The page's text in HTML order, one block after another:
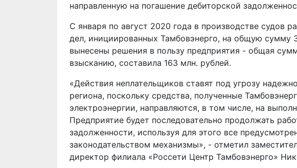
направленную на погашение дебиторской
С января по август 2020 года в производстве судов
дел, инициированных Тамбовэнерго, на общую
вынесены решения в пользу предприятия - общая
взысканию, составила 163 млн. рублей.
«Действия неплательщиков ставят под угрозу
региона, поскольку средства, полученные
электроэнергии, направляются, в том числе, на
Предприятие будет последовательно продолжать
задолженности, используя для этого все
законодательством механизмы», - отметил
директор филиала «Россети Центр Тамбовэнерго»